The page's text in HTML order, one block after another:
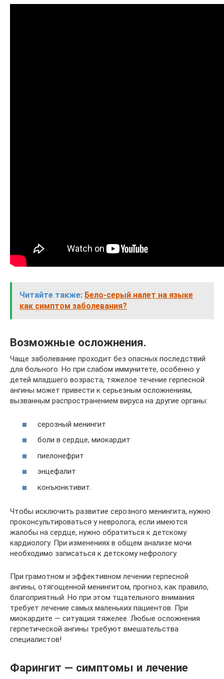
Читайте также: Бело-серый налет на языке
как симптом заболевания?
Возможные осложнения.
Чаще заболевание проходит без опасных последствий
для больного. Но при слабом иммунитете, особенно у
детей младшего возраста, тяжелое течение герпесной
ангины может привести к серьезным осложнениям,
вызванным распространением вируса на другие органы:
серозный менингит
боли в сердце, миокардит
пиелонефрит
энцефалит
конъюнктивит.
Чтобы исключить развитие серозного менингита, нужно
проконсультироваться у невролога, если имеются
жалобы на сердце, нужно обратиться к детскому
кардиологу. При изменениях в общем анализе мочи
необходимо записаться к детскому нефрологу.
При грамотном и эффективном лечении герпесной
ангины, отягощенной менингитом, прогноз, как правило,
благоприятный. Но при этом тщательного внимания
требует лечение самых маленьких пациентов. При
миокардите — ситуация тяжелее. Любые осложнения
герпетической ангины требуют вмешательства
специалистов!
Фарингит — симптомы и лечение